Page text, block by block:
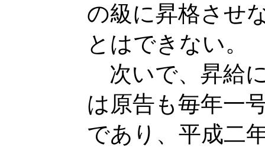
の級に昇格させ
とはできない。
次いで、昇給
は原告も毎年一
であり、平成二